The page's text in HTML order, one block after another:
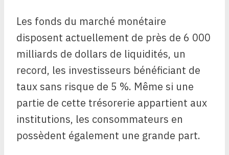
Les fonds du marché monétaire
disposent actuellement de près de 6 000
milliards de dollars de liquidités, un
record, les investisseurs bénéficiant de
taux sans risque de 5 %. Même si une
partie de cette trésorerie appartient aux
institutions, les consommateurs en
possèdent également une grande part.